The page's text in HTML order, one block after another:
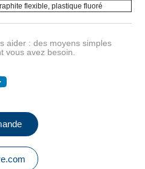
flexible, plastique fluoré
aider : des moyens simples
vous avez besoin.